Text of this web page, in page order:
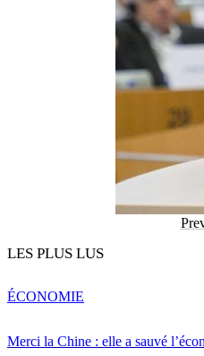
LES PLUS LUS
Merci la Chine : elle a sauvé
ÉCONOMIE